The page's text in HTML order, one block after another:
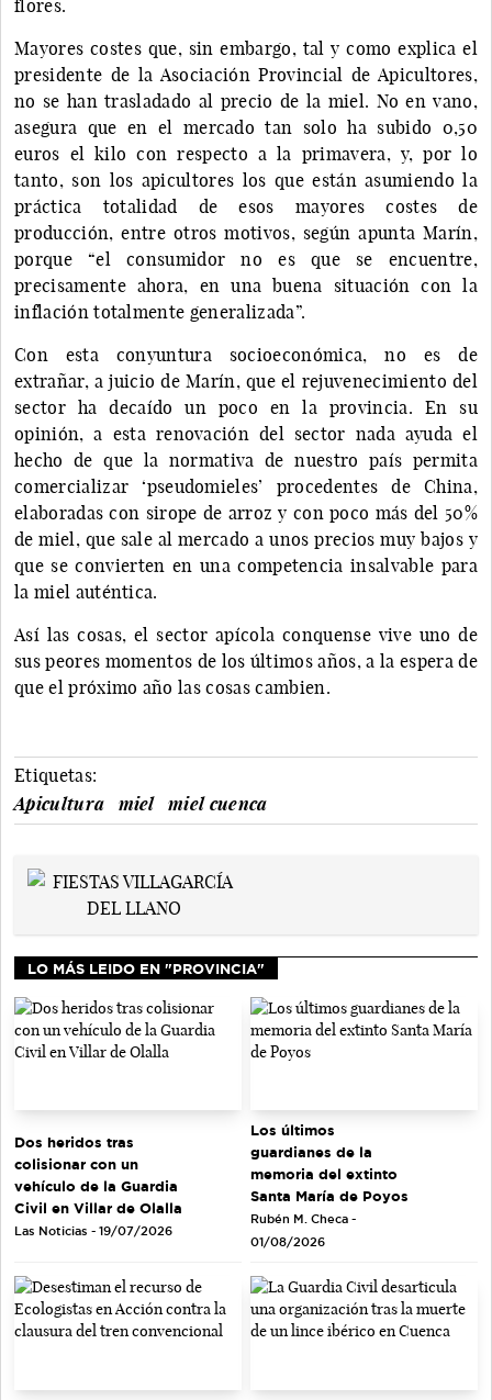
flores.
Mayores costes que, sin embargo, tal y como explica el
presidente de la Asociación Provincial de Apicultores,
no se han trasladado al precio de la miel. No en vano,
asegura que en el mercado tan solo ha subido 0,50
euros el kilo con respecto a la primavera, y, por lo
tanto, son los apicultores los que están asumiendo la
práctica totalidad de esos mayores costes de
producción, entre otros motivos, según apunta Marín,
porque “el consumidor no es que se encuentre,
precisamente ahora, en una buena situación con la
inflación totalmente generalizada”.
Con esta conyuntura socioeconómica, no es de
extrañar, a juicio de Marín, que el rejuvenecimiento del
sector ha decaído un poco en la provincia. En su
opinión, a esta renovación del sector nada ayuda el
hecho de que la normativa de nuestro país permita
comercializar ‘pseudomieles’ procedentes de China,
elaboradas con sirope de arroz y con poco más del 50%
de miel, que sale al mercado a unos precios muy bajos y
que se convierten en una competencia insalvable para
la miel auténtica.
Así las cosas, el sector apícola conquense vive uno de
sus peores momentos de los últimos años, a la espera de
que el próximo año las cosas cambien.
Etiquetas:
Apicultura
miel miel cuenca
LO MÁS LEIDO EN "PROVINCIA"
Dos heridos tras
colisionar con un
vehículo de la Guardia
Civil en Villar de Olalla
Las Noticias - 19/07/2026
Los últimos
guardianes de la
memoria del extinto
Santa María de Poyos
Rubén M. Checa -
01/08/2026